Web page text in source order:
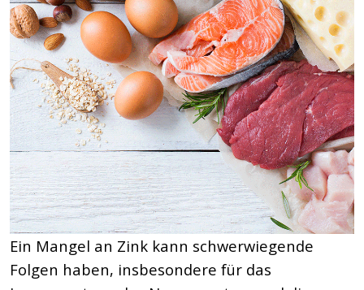
Ein Mangel an Zink kann schwerwiegende
Folgen haben, insbesondere für das